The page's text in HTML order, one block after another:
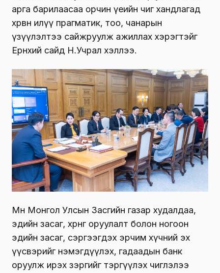
арга барилаасаа орчин үеийн чиг хандлагад
хөрвөн илүү прагматик, тоо, чанарын
үзүүлэлтээ сайжруулж ажиллах хэрэгтэйг
Ерөнхий сайд Н.Учрал хэллээ.
Мөн Монгол Улсын Засгийн газар худалдаа,
эдийн засаг, хөрөнгө оруулалт болон ногоон
эдийн засаг, сэргээгдэх эрчим хүчний эх
үүсвэрийг нэмэгдүүлэх, гадаадын банк
оруулж ирэх зэргийг тэргүүлэх чиглэлээ